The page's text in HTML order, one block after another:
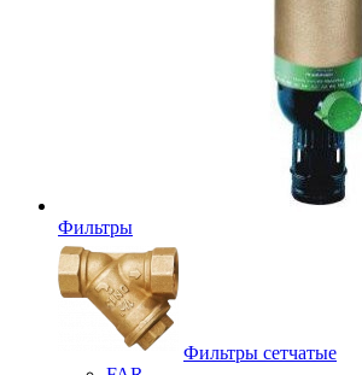
Фильтры
Фильтры сетчатые